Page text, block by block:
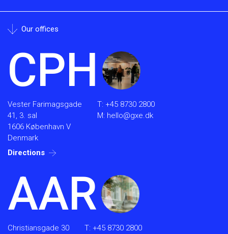
Our offices
CPH
Vester Farimagsgade
41, 3. sal
1606 København V
Denmark
Directions
T: +45 8730 2800
M: hello@gxe.dk
AAR
Christiansgade 30
T: +45 8730 2800